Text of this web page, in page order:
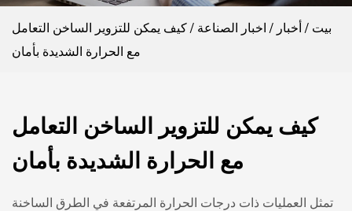
بيت / أخبار / اخبار الصناعة / كيف يمكن للتزوير الساخن التعامل
مع الحرارة الشديدة بأمان
كيف يمكن للتزوير الساخن التعامل
مع الحرارة الشديدة بأمان
تمثل العمليات ذات درجات الحرارة المرتفعة في الطرق الساخنة